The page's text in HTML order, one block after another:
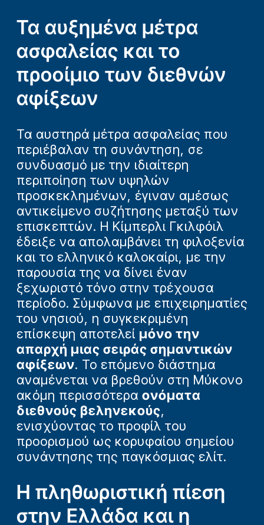
Τα αυξημένα μέτρα
ασφαλείας και το
προοίμιο των διεθνών
αφίξεων
Τα αυστηρά μέτρα ασφαλείας που
περιέβαλαν τη συνάντηση, σε
συνδυασμό με την ιδιαίτερη
περιποίηση των υψηλών
προσκεκλημένων, έγιναν αμέσως
αντικείμενο συζήτησης μεταξύ των
επισκεπτών. Η Κίμπερλι Γκιλφόιλ
έδειξε να απολαμβάνει τη φιλοξενία
και το ελληνικό καλοκαίρι, με την
παρουσία της να δίνει έναν
ξεχωριστό τόνο στην τρέχουσα
περίοδο. Σύμφωνα με επιχειρηματίες
του νησιού, η συγκεκριμένη
επίσκεψη αποτελεί μόνο την
απαρχή μιας σειράς σημαντικών
αφίξεων. Το επόμενο διάστημα
αναμένεται να βρεθούν στη Μύκονο
ακόμη περισσότερα ονόματα
διεθνούς βεληνεκούς,
ενισχύοντας το προφίλ του
προορισμού ως κορυφαίου σημείου
συνάντησης της παγκόσμιας ελίτ.
Η πληθωριστική πίεση
στην Ελλάδα και η